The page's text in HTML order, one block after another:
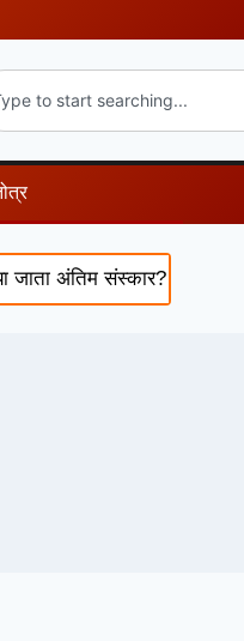
अंतिम संस्कार? जानिए इसके